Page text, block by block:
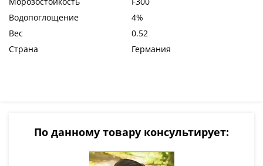
Водопоглощение
4%
Вес
0.52
Страна
Германия
По данному товару консультирует: